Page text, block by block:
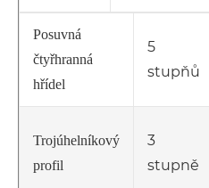
Posuvná
čtyřhranná
hřídel
5
stupňů
Trojúhelníkový
profil
3
stupně